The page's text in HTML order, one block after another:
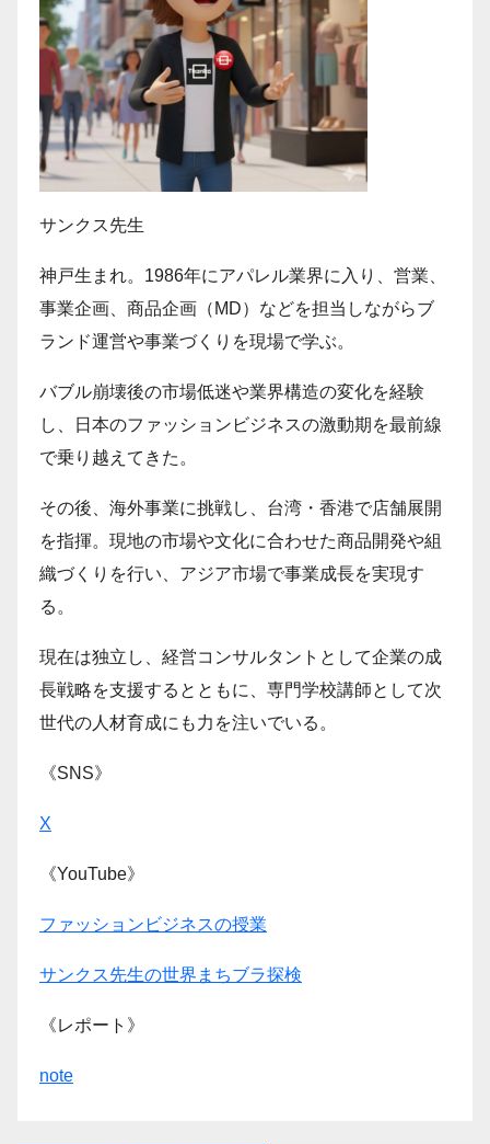
サンクス先生
神戸生まれ。1986年にアパレル業界に入り、営業、
事業企画、商品企画（MD）などを担当しながらブ
ランド運営や事業づくりを現場で学ぶ。
バブル崩壊後の市場低迷や業界構造の変化を経験
し、日本のファッションビジネスの激動期を最前線
で乗り越えてきた。
その後、海外事業に挑戦し、台湾・香港で店舗展開
を指揮。現地の市場や文化に合わせた商品開発や組
織づくりを行い、アジア市場で事業成長を実現す
る。
現在は独立し、経営コンサルタントとして企業の成
長戦略を支援するとともに、専門学校講師として次
世代の人材育成にも力を注いでいる。
《SNS》
X
《YouTube》
ファッションビジネスの授業
サンクス先生の世界まちブラ探検
《レポート》
note